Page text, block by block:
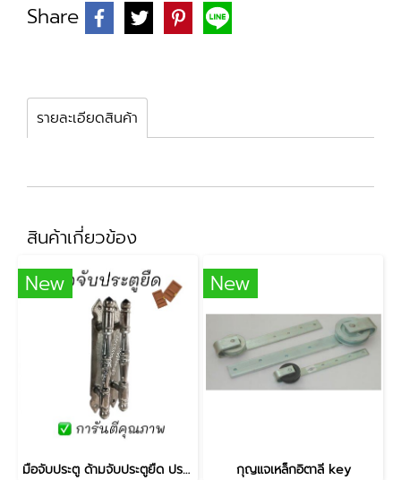
Share
รายละเอียดสินค้า
สินค้าเกี่ยวข้อง
New
มือจับประตู ด้ามจับประตูยืด ประตูเหล็ก
New
กุญแจเหล็กอิตาลี key